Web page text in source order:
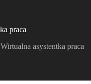
praca
Wirtualna asystentka praca